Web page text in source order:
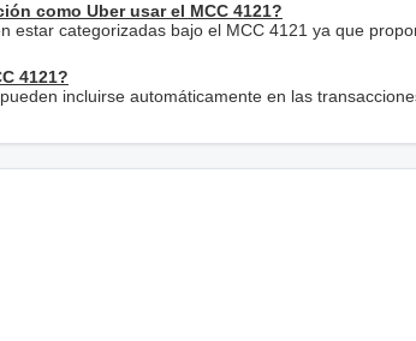
como Uber usar el MCC 4121?
estar categorizadas bajo el MCC 4121 ya que
4121?
incluirse automáticamente en las